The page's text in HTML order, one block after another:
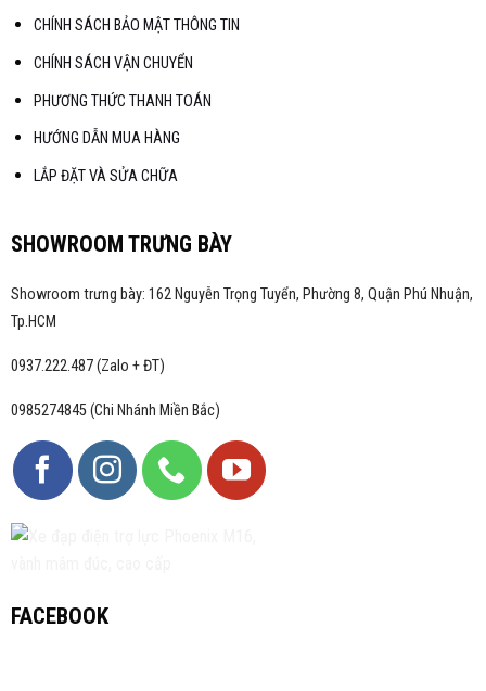
CHÍNH SÁCH BẢO MẬT THÔNG TIN
CHÍNH SÁCH VẬN CHUYỂN
PHƯƠNG THỨC THANH TOÁN
HƯỚNG DẪN MUA HÀNG
LẮP ĐẶT VÀ SỬA CHỮA
SHOWROOM TRƯNG BÀY
Showroom trưng bày: 162 Nguyễn Trọng Tuyển, Phường 8, Quận Phú Nhuận,
Tp.HCM
0937.222.487 (Zalo + ĐT)
0985274845 (Chi Nhánh Miền Bắc)
FACEBOOK